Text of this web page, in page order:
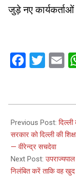
जुड़े नए कार्यकर्ताओं
01-
22
Previous Post:
सरकार को दिल्ली की
— वीरेन्द्र सचदेवा
Next Post:
निलंबित करें ताकि वह